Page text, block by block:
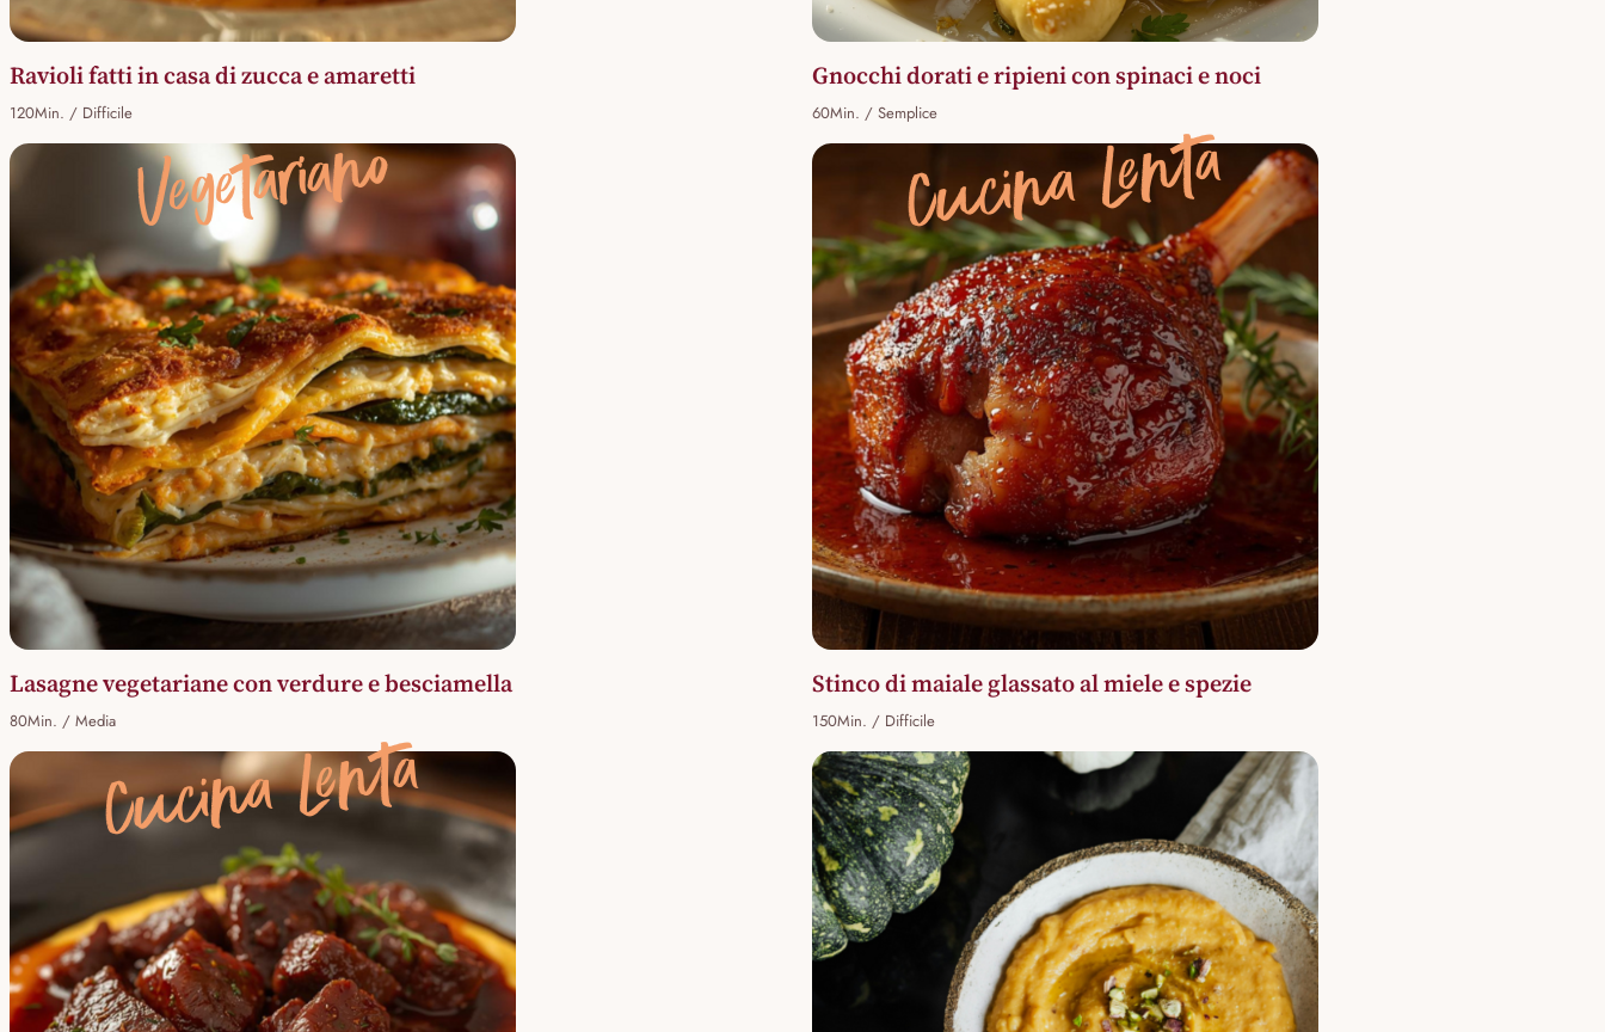
Ravioli fatti in casa di zucca e amaretti
120Min. / Difficile
Gnocchi dorati e ripieni con spinaci e noci
60Min. / Semplice
Vegetariano
Lasagne vegetariane con verdure e besciamella
80Min. / Media
Cucina Lenta
Stinco di maiale glassato al miele e spezie
150Min. / Difficile
Cucina Lenta